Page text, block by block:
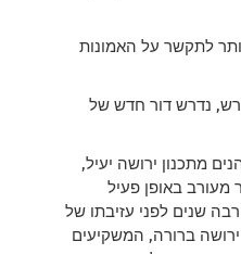
לתקשר על האמונות
נדרש דור חדש של
מתכנון ירושה יעיל,
באופן פעיל
שנים לפני עזיבתו של
ברורה, המשקיעים